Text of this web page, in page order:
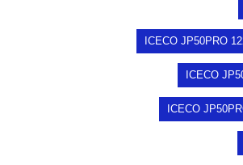
ICECO JP50PRO
ICECO
ICECO